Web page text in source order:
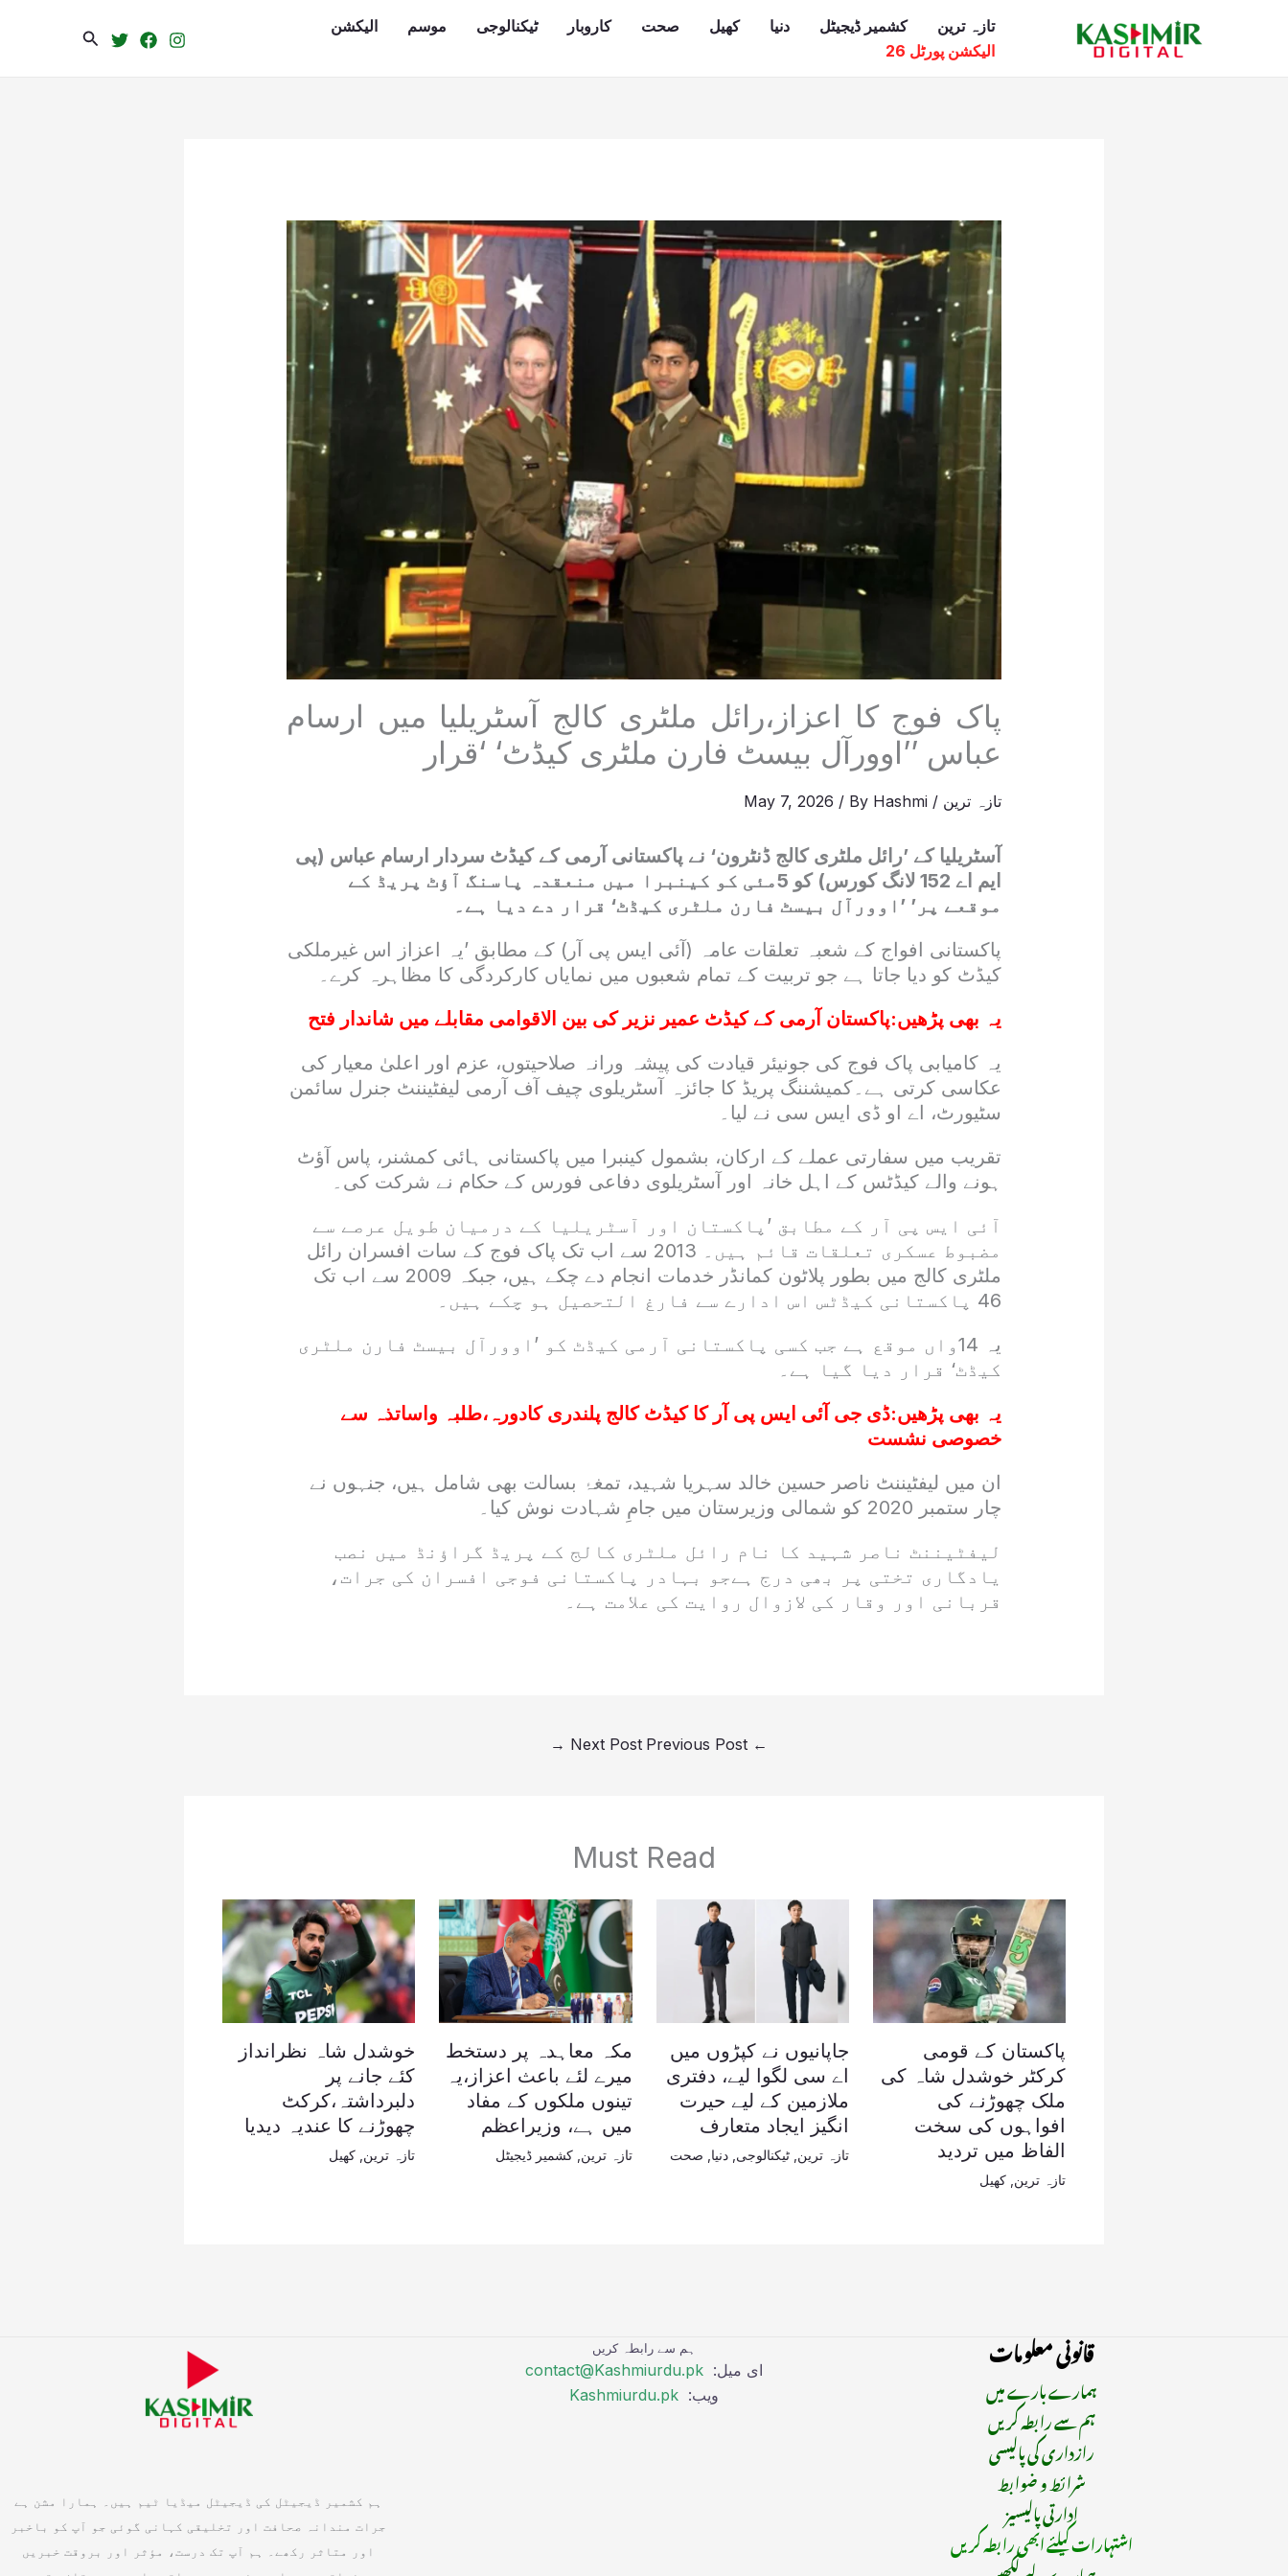
تازہ ترین کشمیر ڈیجیٹل دنیا کھیل صحت کاروبار ٹیکنالوجی موسم
الیکشن
الیکشن پورٹل 26
Search
پاک فوج کا اعزاز،رائل ملٹری کالج آسٹریلیا میں ارسام
عباس ’’اوورآل بیسٹ فارن ملٹری کیڈٹ‘ ‘قرار
تازہ ترین /
May 7, 2026 / By Hashmi
آسٹریلیا کے ’رائل ملٹری کالج ڈنٹرون‘ نے پاکستانی آرمی کے کیڈٹ سردار ارسام عباس (پی
ایم اے 152 لانگ کورس) کو 5مئی کو کینبرا میں منعقدہ پاسنگ آؤٹ پریڈ کے
موقعے پر’ ’اوورآل بیسٹ فارن ملٹری کیڈٹ‘ قرار دے دیا ہے۔
پاکستانی افواج کے شعبہ تعلقات عامہ (آئی ایس پی آر) کے مطابق ’یہ اعزاز اس غیرملکی
کیڈٹ کو دیا جاتا ہے جو تربیت کے تمام شعبوں میں نمایاں کارکردگی کا مظاہرہ کرے۔
یہ بھی پڑھیں:پاکستان آرمی کے کیڈٹ عمیر نزیر کی بین الاقوامی مقابلے میں شاندار فتح
یہ کامیابی پاک فوج کی جونیئر قیادت کی پیشہ ورانہ صلاحیتوں، عزم اور اعلیٰ معیار کی
عکاسی کرتی ہے۔کمیشننگ پریڈ کا جائزہ آسٹریلوی چیف آف آرمی لیفٹیننٹ جنرل سائمن
سٹیورٹ، اے او ڈی ایس سی نے لیا۔
تقریب میں سفارتی عملے کے ارکان، بشمول کینبرا میں پاکستانی ہائی کمشنر، پاس آؤٹ
ہونے والے کیڈٹس کے اہل خانہ اور آسٹریلوی دفاعی فورس کے حکام نے شرکت کی۔
آئی ایس پی آر کے مطابق ’پاکستان اور آسٹریلیا کے درمیان طویل عرصے سے
مضبوط عسکری تعلقات قائم ہیں۔ 2013 سے اب تک پاک فوج کے سات افسران رائل
ملٹری کالج میں بطور پلاٹون کمانڈر خدمات انجام دے چکے ہیں، جبکہ 2009 سے اب تک
46 پاکستانی کیڈٹس اس ادارے سے فارغ التحصیل ہو چکے ہیں۔
یہ 14واں موقع ہے جب کسی پاکستانی آرمی کیڈٹ کو ’اوورآل بیسٹ فارن ملٹری
کیڈٹ‘ قرار دیا گیا ہے۔
یہ بھی پڑھیں:ڈی جی آئی ایس پی آر کا کیڈٹ کالج پلندری کادورہ،طلبہ واساتذہ سے
خصوصی نشست
ان میں لیفٹیننٹ ناصر حسین خالد سہریا شہید، تمغۂ بسالت بھی شامل ہیں، جنہوں نے
چار ستمبر 2020 کو شمالی وزیرستان میں جامِ شہادت نوش کیا۔
لیفٹیننٹ ناصر شہید کا نام رائل ملٹری کالج کے پریڈ گراؤنڈ میں نصب
یادگاری تختی پر بھی درج ہےجو بہادر پاکستانی فوجی افسران کی جرات،
قربانی اور وقار کی لازوال روایت کی علامت ہے۔
←
Next Post
→
Must Read
پاکستان کے قومی
کرکٹر خوشدل شاہ کی
ملک چھوڑنے کی
افواہوں کی سخت
الفاظ میں تردید
تازہ ترین کھیل
جاپانیوں نے کپڑوں میں
اے سی لگوا لیے، دفتری
ملازمین کے لیے حیرت
انگیز ایجاد متعارف
تازہ ترین ,ٹیکنالوجی ,دنیا صحت
مکہ معاہدہ پر دستخط
میرے لئے باعث اعزاز،یہ
تینوں ملکوں کے مفاد
میں ہے، وزیراعظم
تازہ ترین ,کشمیر ڈیجیٹل
خوشدل شاہ نظرانداز
کئے جانے پر
دلبرداشتہ،کرکٹ
چھوڑنے کا عندیہ دیدیا
تازہ ترین کھیل
قانونی معلومات
ہمارے بارے میں
ہم سے رابطہ کریں
رازداری کی پالیسی
شرائط و ضوابط
ادارتی پالیسیز
اشتہارات کیلئے ابھی رابطہ کریں
ہم سے رابطہ کریں
ای میل: contact@Kashmiurdu.pk
ویب: Kashmiurdu.pk
ہم کشمیر ڈیجیٹل کی ڈیجیٹل میڈیا ٹیم ہیں۔ ہمارا مشن ہے
جرات مندانہ صحافت اور تخلیقی کہانی گوئی جو آپ کو باخبر
اور متاثر رکھے۔ ہم آپ تک درست، مؤثر اور بروقت خبریں